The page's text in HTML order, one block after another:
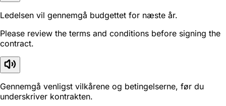
Ledelsen vil gennemgå budgettet for næste år.
Please review the terms and conditions before signing the
contract.
Gennemgå venligst vilkårene og betingelserne, før du
underskriver kontrakten.